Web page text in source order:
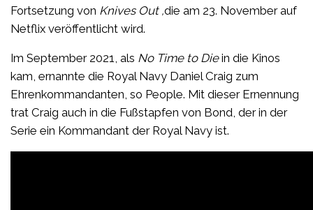
Fortsetzung von Knives Out ,die am 23. November auf
Netflix veröffentlicht wird.
Im September 2021, als No Time to Diein die Kinos
kam, ernannte die Royal Navy Daniel Craig zum
Ehrenkommandanten, so People. Mit dieser Ernennung
trat Craig auch in die Fußstapfen von Bond, der in der
Serie ein Kommandant der Royal Navy ist.